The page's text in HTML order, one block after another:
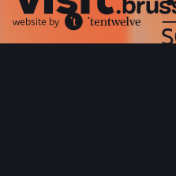
website by